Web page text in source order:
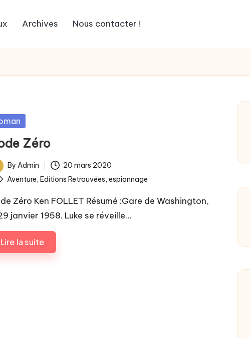
Archives Nous contacter !
Zéro
By Admin 20 mars 2020
Aventure, Editions Retrouvées, espionnage
Zéro Ken FOLLET Résumé :Gare de Washington,
janvier 1958. Luke se réveille…
Lire la suite